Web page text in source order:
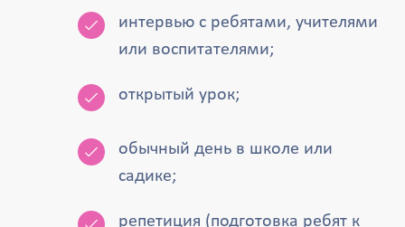
интервью с ребятами, учителями
или воспитателями;
открытый урок;
обычный день в школе или
садике;
репетиция (подготовка ребят к